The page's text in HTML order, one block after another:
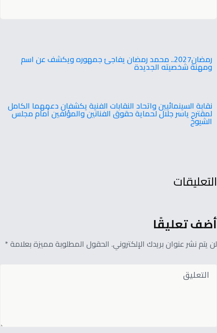
‬ومهنة‭ ‬شخصيته‭ ‬الجديدة
نقابة السينمائيين واتحاد النقابات الفنية يكشفان دعمهما الكامل
لمقترح ياسر جلال لحماية حقوق الفنانين والمؤلفين أمام مجلس
الشيوخ
التعليقات
أضف تعليقًا
لن يتم نشر عنوان بريدك الإلكتروني. الحقول المطلوبة مميزة بعلامة *